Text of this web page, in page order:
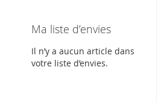
Ma liste d’envies
Il n’y a aucun article dans
votre liste d’envies.